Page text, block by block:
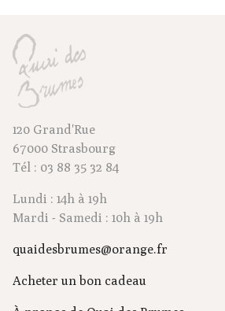
120 Grand'Rue
67000 Strasbourg
Tél : 03 88 35 32 84
Lundi : 14h à 19h
Mardi - Samedi : 10h à 19h
quaidesbrumes@orange.fr
Acheter un bon cadeau